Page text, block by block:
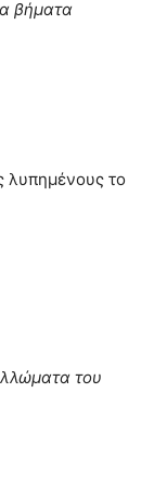
βήματα
λυπημένους το
του